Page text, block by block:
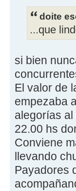
doite
...que
si bien
El valor de
empezaba
alegorías
22.00 hs
Conviene
llevando
Payadores